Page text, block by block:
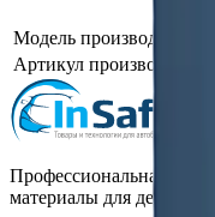
Модель производителя
Артикул производителя
Профессиональная
материалы для